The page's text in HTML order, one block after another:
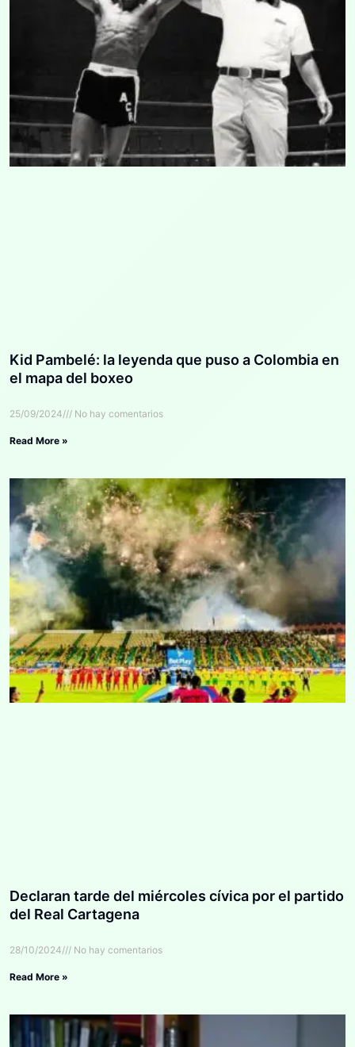
Kid Pambelé: la leyenda que puso a Colombia en
el mapa del boxeo
25/09/2024 No hay comentarios
Read More »
Declaran tarde del miércoles cívica por el partido
del Real Cartagena
28/10/2024 No hay comentarios
Read More »